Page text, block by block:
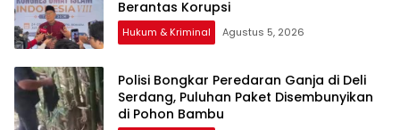
Hukum & Kriminal Agustus 5, 2026
Polisi Bongkar Peredaran Ganja di Deli
Serdang, Puluhan Paket Disembunyikan
di Pohon Bambu